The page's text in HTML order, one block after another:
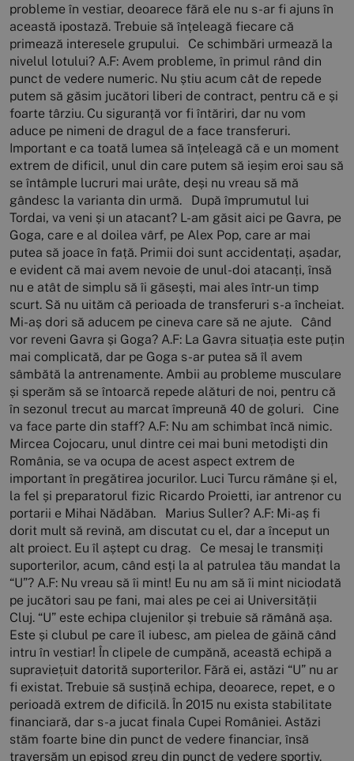
probleme în vestiar, deoarece fără ele nu s-ar fi ajuns în
această ipostază. Trebuie să înțeleagă fiecare că
primează interesele grupului. Ce schimbări urmează la
nivelul lotului? A.F: Avem probleme, în primul rând din
punct de vedere numeric. Nu știu acum cât de repede
putem să găsim jucători liberi de contract, pentru că e și
foarte târziu. Cu siguranță vor fi întăriri, dar nu vom
aduce pe nimeni de dragul de a face transferuri.
Important e ca toată lumea să înțeleagă că e un moment
extrem de dificil, unul din care putem să ieșim eroi sau să
se întâmple lucruri mai urâte, deși nu vreau să mă
gândesc la varianta din urmă. După împrumutul lui
Tordai, va veni și un atacant? L-am găsit aici pe Gavra, pe
Goga, care e al doilea vârf, pe Alex Pop, care ar mai
putea să joace în față. Primii doi sunt accidentați, așadar,
e evident că mai avem nevoie de unul-doi atacanți, însă
nu e atât de simplu să îi găsești, mai ales într-un timp
scurt. Să nu uităm că perioada de transferuri s-a încheiat.
Mi-aș dori să aducem pe cineva care să ne ajute. Când
vor reveni Gavra și Goga? A.F: La Gavra situația este puțin
mai complicată, dar pe Goga s-ar putea să îl avem
sâmbătă la antrenamente. Ambii au probleme musculare
și sperăm să se întoarcă repede alături de noi, pentru că
în sezonul trecut au marcat împreună 40 de goluri. Cine
va face parte din staff? A.F: Nu am schimbat încă nimic.
Mircea Cojocaru, unul dintre cei mai buni metodişti din
România, se va ocupa de acest aspect extrem de
important în pregătirea jocurilor. Luci Turcu rămâne și el,
la fel și preparatorul fizic Ricardo Proietti, iar antrenor cu
portarii e Mihai Nădăban. Marius Suller? A.F: Mi-aș fi
dorit mult să revină, am discutat cu el, dar a început un
alt proiect. Eu îl aștept cu drag. Ce mesaj le transmiți
suporterilor, acum, când esți la al patrulea tău mandat la
“U”? A.F: Nu vreau să îi mint! Eu nu am să îi mint niciodată
pe jucători sau pe fani, mai ales pe cei ai Universității
Cluj. “U” este echipa clujenilor și trebuie să rămână așa.
Este și clubul pe care îl iubesc, am pielea de găină când
intru în vestiar! În clipele de cumpănă, această echipă a
supraviețuit datorită suporterilor. Fără ei, astăzi “U” nu ar
fi existat. Trebuie să susțină echipa, deoarece, repet, e o
perioadă extrem de dificilă. În 2015 nu exista stabilitate
financiară, dar s-a jucat finala Cupei României. Astăzi
stăm foarte bine din punct de vedere financiar, însă
traversăm un episod greu din punct de vedere sportiv.